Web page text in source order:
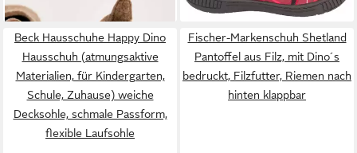
zum Download
Beck Hausschuhe Happy Dino
Hausschuh (atmungsaktive
Materialien, für Kindergarten,
Schule, Zuhause) weiche
Decksohle, schmale Passform,
flexible Laufsohle
Fischer-Markenschuh Shetland
Pantoffel aus Filz, mit Dino´s
bedruckt, Filzfutter, Riemen nach
hinten klappbar